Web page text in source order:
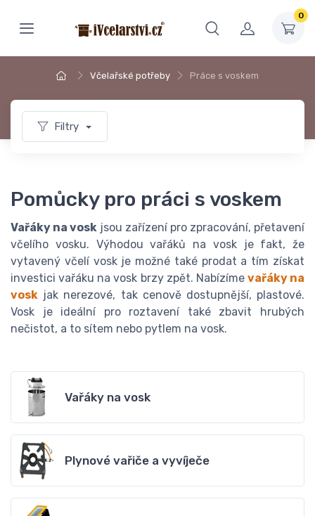
0
Včelařské potřeby Práce s voskem
Filtry
Pomůcky pro práci s voskem
Vařáky na vosk jsou zařízení pro zpracování, přetavení
včelího vosku. Výhodou vařáků na vosk je fakt, že
vytavený včelí vosk je možné také prodat a tím získat
investici vařáku na vosk brzy zpět. Nabízíme vařáky na
vosk jak nerezové, tak cenově dostupnější, plastové.
Vosk je ideální pro roztavení také zbavit hrubých
nečistot, a to sítem nebo pytlem na vosk.
Vařáky na vosk
Plynové vařiče a vyvíječe